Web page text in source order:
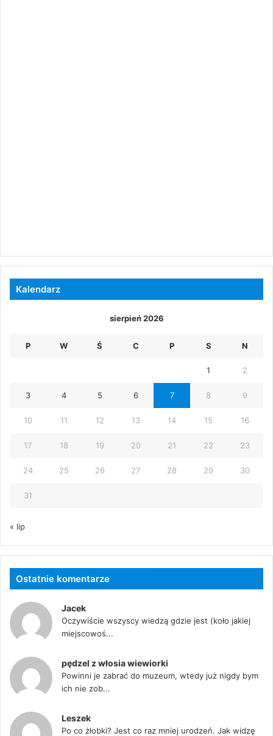
Kalendarz
sierpień 2026
P W Ś C P S N
1 2
3 4 5 6 7 8 9
10 11 12 13 14 15 16
17 18 19 20 21 22 23
24 25 26 27 28 29 30
31
« lip
Ostatnie komentarze
Jacek
Oczywiście wszyscy wiedzą gdzie jest (koło jakiej
miejscowoś...
pędzel z włosia wiewiorki
Powinni je zabrać do muzeum, wtedy już nigdy bym
ich nie zob...
Leszek
Po co żłobki? Jest co raz mniej urodzeń. Jak widzę